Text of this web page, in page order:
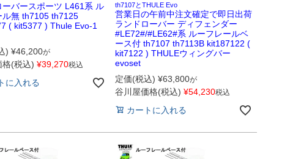
ーバースポーツ L461系 ル
ル無 th7105 th7125
( kit5377 ) Thule Evo-1
) ¥46,200が
格(税込) ¥39,270税込
に入れる
th7107とTHULE Evo
営業日の午前中注文確定で即日出荷
ランドローバー ディフェンダー
#LE72#/#LE62#系 ルーフレールベ
ース付 th7107 th7113B kit187122 (
kit7122 ) THULEウィングバー
evoset
定価(税込) ¥63,800が
谷川屋価格(税込) ¥54,230税込
カートに入れる